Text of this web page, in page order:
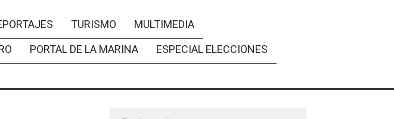
TURISMO
MULTIMEDIA
PORTAL DE LA MARINA
ESPECIAL ELECCIONES